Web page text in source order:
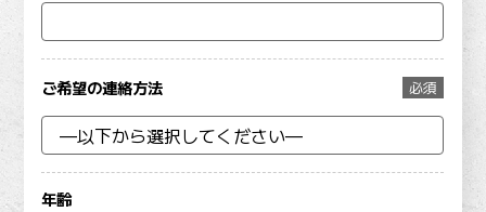
ご希望の連絡方法 必須
年齢